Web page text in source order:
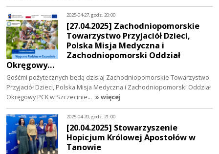
2025-04-27, godz. 20:00
[27.04.2025] Zachodniopomorskie
Towarzystwo Przyjaciół Dzieci,
Polska Misja Medyczna i
Zachodniopomorski Oddział
Okręgowy…
Gośćmi pożytecznych będą dzisiaj Zachodniopomorskie Towarzystwo
Przyjaciół Dzieci, Polska Misja Medyczna i Zachodniopomorski Oddział
Okręgowy PCK w Szczecinie… » więcej
2025-04-20, godz. 21:00
[20.04.2025] Stowarzyszenie
Hopicjum Królowej Apostołów w
Tanowie